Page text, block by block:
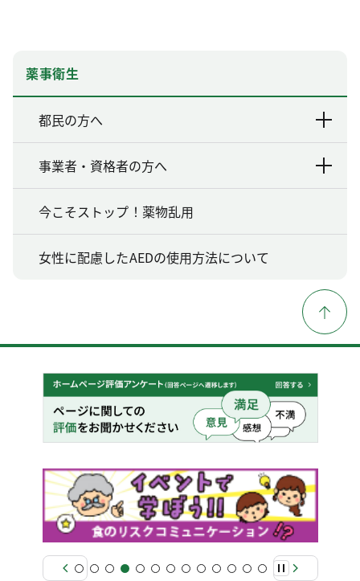
薬事衛生
都民の方へ
事業者・資格者の方へ
今こそストップ！薬物乱用
女性に配慮したAEDの使用方法について